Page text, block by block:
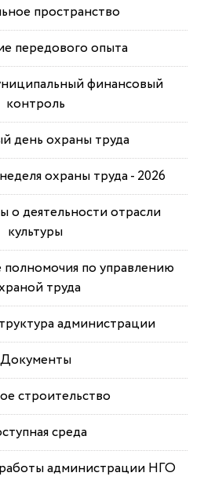
пространство
передового опыта
финансовый
контроль
день охраны труда
охраны труда - 2026
о деятельности отрасли
культуры
полномочия по управлению
труда
администрации
Документы
строительство
среда
администрации НГО